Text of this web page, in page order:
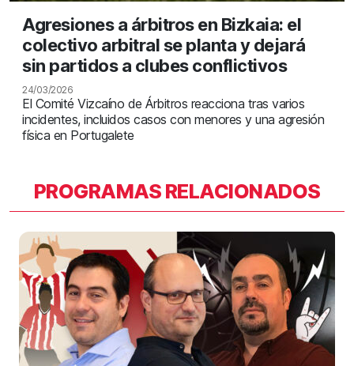
Agresiones a árbitros en Bizkaia: el
colectivo arbitral se planta y dejará
sin partidos a clubes conflictivos
24/03/2026
El Comité Vizcaíno de Árbitros reacciona tras varios
incidentes, incluidos casos con menores y una agresión
física en Portugalete
PROGRAMAS RELACIONADOS